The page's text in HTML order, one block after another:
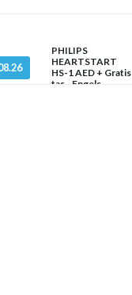
PHILIPS
HEARTSTART
HS-1 AED + Gratis
tas - Engels